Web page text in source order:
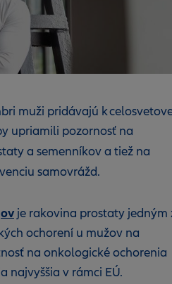
muži pridávajú k
upriamili pozornosť na
a semenníkov a tiež na
samovrážd.
je rakovina prostaty jedným
ochorení u mužov na
na onkologické ochorenia
najvyššia v rámci EÚ.